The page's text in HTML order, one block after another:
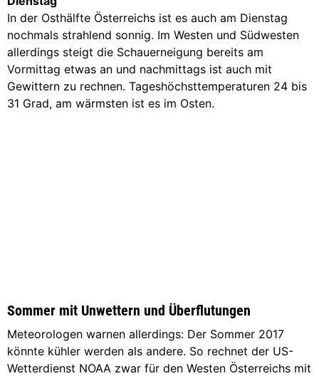
In der Osthälfte Österreichs ist es auch am Dienstag
nochmals strahlend sonnig. Im Westen und Südwesten
allerdings steigt die Schauerneigung bereits am
Vormittag etwas an und nachmittags ist auch mit
Gewittern zu rechnen. Tageshöchsttemperaturen 24 bis
31 Grad, am wärmsten ist es im Osten.
Sommer mit Unwettern und Überflutungen
Meteorologen warnen allerdings: Der Sommer 2017
könnte kühler werden als andere. So rechnet der US-
Wetterdienst NOAA zwar für den Westen Österreichs mit